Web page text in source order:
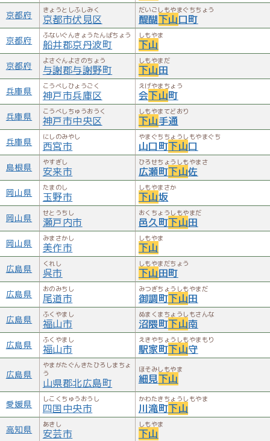
京都府 きょうとしふしみく
京都市伏見区
だいごしもやまぐちちょう
醍醐下山口町
京都府 ふないぐんきょうたんばちょう
船井郡京丹波町
しもやま
下山
京都府 よさぐんよさのちょう
与謝郡与謝野町
しもやまだ
下山田
兵庫県 こうべしひょうごく
神戸市兵庫区
えげやまちょう
会下山町
兵庫県 こうべしちゅうおうく
神戸市中央区
しもやまてどおり
下山手通
兵庫県 にしのみやし
西宮市
やまぐちちょうしもやまぐち
山口町下山口
島根県 やすぎし
安来市
ひろせちょうしもやまさ
広瀬町下山佐
岡山県 たまのし
玉野市
しもやまさか
下山坂
岡山県 せとうちし
瀬戸内市
おくちょうしもやまだ
邑久町下山田
岡山県 みまさかし
美作市
しもやま
下山
広島県 くれし
呉市
しもやまだちょう
下山田町
広島県 おのみちし
尾道市
みつぎちょうしもやまだ
御調町下山田
広島県 ふくやまし
福山市
ぬまくまちょうしもさんな
沼隈町下山南
広島県 ふくやまし
福山市
えきやちょうしもやまもり
駅家町下山守
広島県
やまがたぐんきたひろしまちょ
う
山県郡北広島町
ほそみしもやま
細見下山
愛媛県 しこくちゅうおうし
四国中央市
かわたきちょうしもやま
川滝町下山
高知県 あきし
安芸市
しもやま
下山